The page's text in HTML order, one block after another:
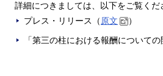
詳細につきましては、以下をご覧くだ
プレス・リリース（ 原文
）
「第三の柱における報酬について